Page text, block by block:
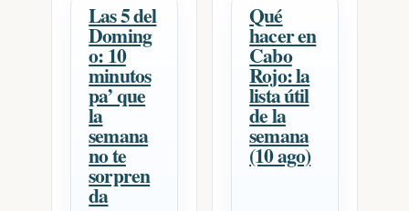
Las 5 del
Doming
o: 10
minutos
pa’ que
la
semana
no te
sorpren
da
Qué
hacer en
Cabo
Rojo: la
lista útil
de la
semana
(10 ago)